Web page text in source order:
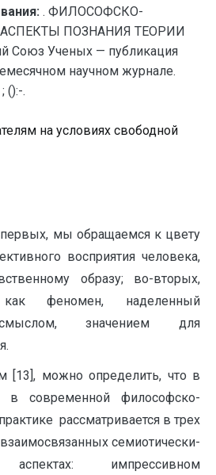
. ФИЛОСОФСКО-
ПОЗНАНИЯ ТЕОРИИ
Союз Ученых — публикация
научном журнале.
():-.
на условиях свободной
первых, мы обращаемся к цвету
восприятия человека,
образу; во-вторых,
феномен, наделенный
значением для
[13], можно определить, что в
современной философско-
рассматривается в трех
семиотически-
аспектах: импрессивном